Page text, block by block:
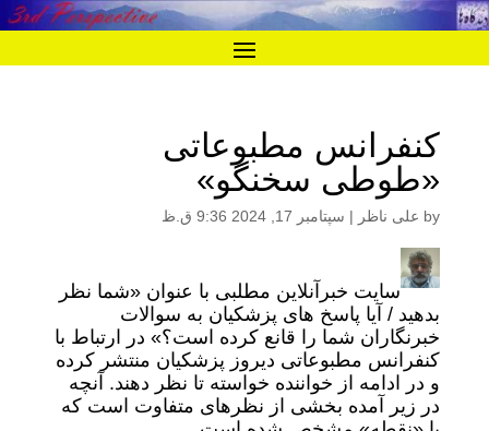
کنفرانس مطبوعاتی
«طوطی سخنگو»
by علی ناظر | سپتامبر 17, 2024 9:36 ق.ظ
سایت خبرآنلاین مطلبی با عنوان «شما نظر
بدهید / آیا پاسخ های پزشکیان به سوالات
خبرنگاران شما را قانع کرده است؟» در ارتباط با
کنفرانس مطبوعاتی دیروز پزشکیان منتشر کرده
و در ادامه از خواننده خواسته تا نظر دهند. آنچه
در زیر آمده بخشی از نظرهای متفاوت است که